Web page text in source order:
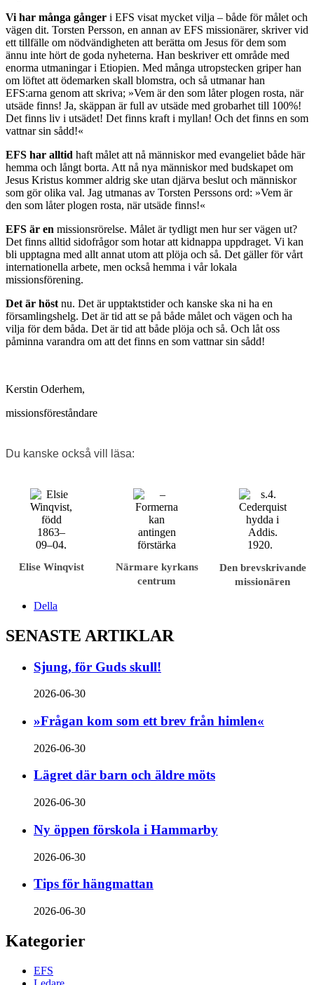
Vi har många gånger i EFS visat mycket vilja – både för målet och
vägen dit. Torsten Persson, en annan av EFS missionärer, skriver vid
ett tillfälle om nödvändigheten att berätta om Jesus för dem som
ännu inte hört de goda nyheterna. Han beskriver ett område med
enorma utmaningar i Etiopien. Med många utropstecken griper han
om löftet att ödemarken skall blomstra, och så utmanar han
EFS:arna genom att skriva; »Vem är den som låter plogen rosta, när
utsäde finns! Ja, skäppan är full av utsäde med grobarhet till 100%!
Det finns liv i utsädet! Det finns kraft i myllan! Och det finns en som
vattnar sin sådd!«
EFS har alltid haft målet att nå människor med evangeliet både här
hemma och långt borta. Att nå nya människor med budskapet om
Jesus Kristus kommer aldrig ske utan djärva beslut och människor
som gör olika val. Jag utmanas av Torsten Perssons ord: »Vem är
den som låter plogen rosta, när utsäde finns!«
EFS är en missionsrörelse. Målet är tydligt men hur ser vägen ut?
Det finns alltid sidofrågor som hotar att kidnappa uppdraget. Vi kan
bli upptagna med allt annat utom att plöja och så. Det gäller för vårt
internationella arbete, men också hemma i vår lokala
missionsförening.
Det är höst nu. Det är upptaktstider och kanske ska ni ha en
församlingshelg. Det är tid att se på både målet och vägen och ha
vilja för dem båda. Det är tid att både plöja och så. Och låt oss
påminna varandra om att det finns en som vattnar sin sådd!
Kerstin Oderhem,
missionsföreståndare
Du kanske också vill läsa:
Elise Winqvist
Närmare kyrkans
centrum
Den brevskrivande
missionären
Della
SENASTE ARTIKLAR
Sjung, för Guds skull!
2026-06-30
»Frågan kom som ett brev från himlen«
2026-06-30
Lägret där barn och äldre möts
2026-06-30
Ny öppen förskola i Hammarby
2026-06-30
Tips för hängmattan
2026-06-30
Kategorier
EFS